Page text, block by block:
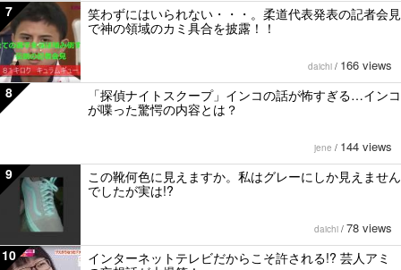
7
笑わずにはいられない・・・。柔道代表発表の記者会見
で神の領域のカミ具合を披露！！
daichi / 166 views
8
「探偵ナイトスクープ」インコの話が怖すぎる…インコ
が喋った驚愕の内容とは？
jene / 144 views
9
この靴何色に見えますか。私はグレーにしか見えません
でしたが実は!?
daichi / 78 views
10
インターネットテレビだからこそ許される!? 芸人アミ